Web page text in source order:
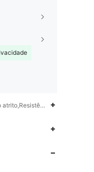
do zíper